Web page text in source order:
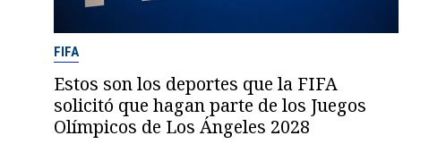
FIFA
Estos son los deportes que la FIFA
solicitó que hagan parte de los Juegos
Olímpicos de Los Ángeles 2028